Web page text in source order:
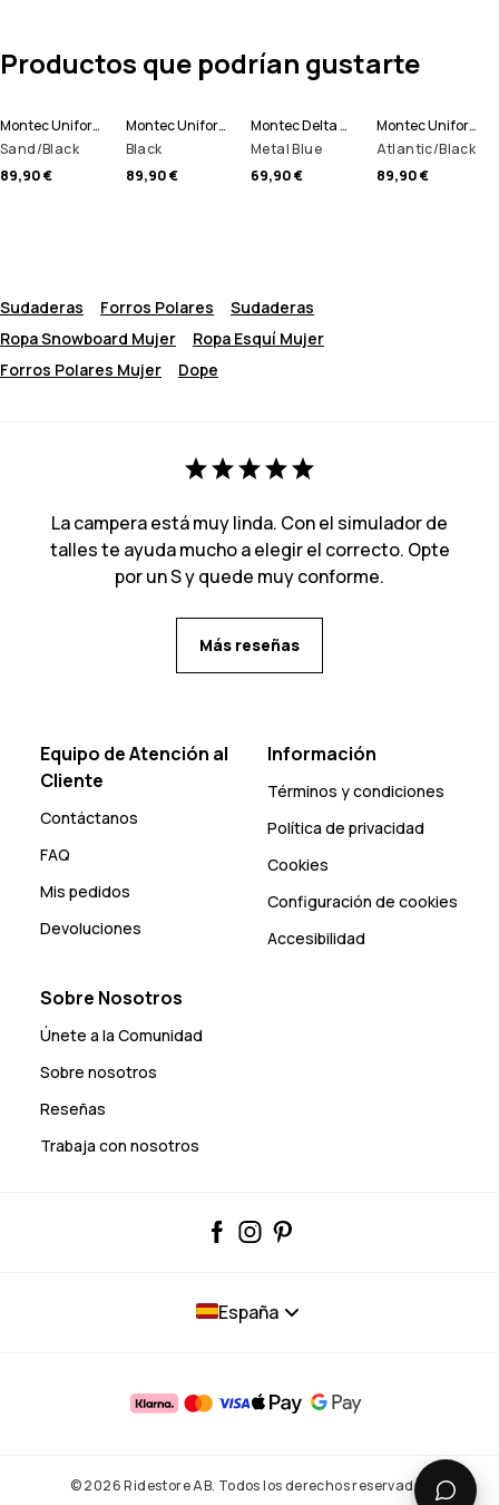
Productos que podrían gustarte
Montec Uniform W Polar con Capucha Mujer
Sand/Black
89,90 €
Montec Uniform W Polar con Capucha Mujer
Black
89,90 €
Montec Delta W Polar con Capucha Mujer
Metal Blue
69,90 €
Montec Uniform W Polar con Capucha Mujer
Atlantic/Black
89,90 €
Sudaderas Forros Polares
Sudaderas
Ropa Snowboard Mujer
Ropa Esquí Mujer
Forros Polares Mujer
Dope
La campera está muy linda. Con el simulador de
talles te ayuda mucho a elegir el correcto. Opte
por un S y quede muy conforme.
Más reseñas
Equipo de Atención al
Cliente
Contáctanos
FAQ
Mis pedidos
Devoluciones
Información
Términos y condiciones
Política de privacidad
Cookies
Configuración de cookies
Accesibilidad
Sobre Nosotros
Únete a la Comunidad
Sobre nosotros
Reseñas
Trabaja con nosotros
España
© 2026 Ridestore AB. Todos los derechos reservados